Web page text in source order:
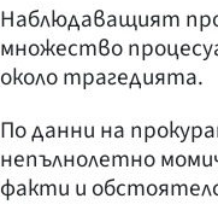
Наблюдаващият
множество
около трагедията.
По данни на
непълнолетно
факти и